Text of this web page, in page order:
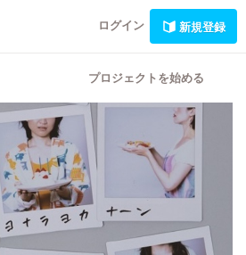
ログイン 新規登録
プロジェクトを始める